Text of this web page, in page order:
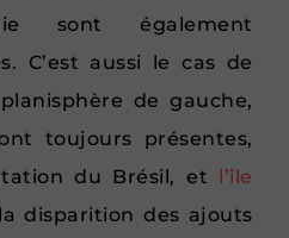
sont également
C’est aussi le cas de
de gauche,
toujours présentes,
du Brésil, et l’île
disparition des ajouts